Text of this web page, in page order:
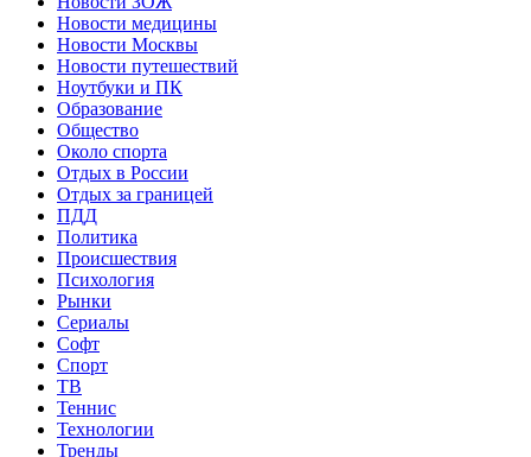
Новости медицины
Новости Москвы
Новости путешествий
Ноутбуки и ПК
Образование
Общество
Около спорта
Отдых в России
Отдых за границей
ПДД
Политика
Происшествия
Психология
Рынки
Сериалы
Софт
Спорт
ТВ
Теннис
Технологии
Тренды